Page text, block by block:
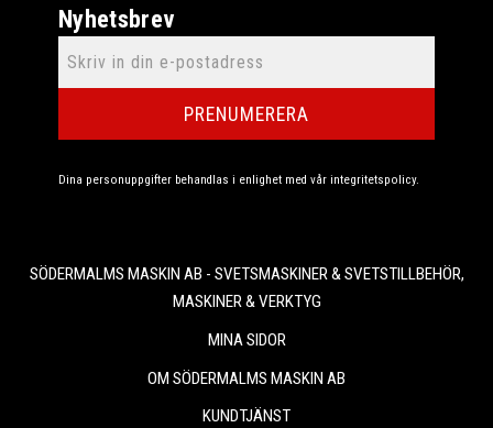
Nyhetsbrev
PRENUMERERA
Dina personuppgifter behandlas i enlighet med vår integritetspolicy.
SÖDERMALMS MASKIN AB - SVETSMASKINER & SVETSTILLBEHÖR,
MASKINER & VERKTYG
MINA SIDOR
OM SÖDERMALMS MASKIN AB
KUNDTJÄNST